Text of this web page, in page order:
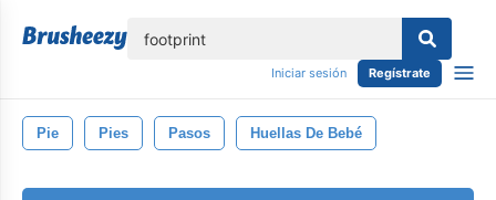
Iniciar sesión Regístrate
Pie Pies Pasos Huellas De Bebé